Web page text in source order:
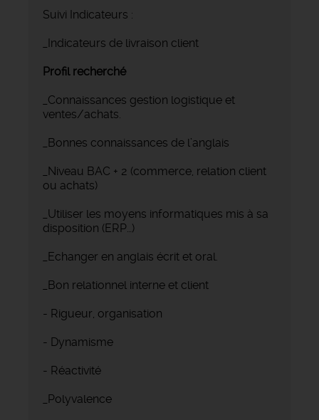
Suivi Indicateurs :
_Indicateurs de livraison client
Profil recherché
_Connaissances gestion logistique et
ventes/achats.
_Bonnes connaissances de l’anglais
_Niveau BAC + 2 (commerce, relation client
ou achats)
_Utiliser les moyens informatiques mis à sa
disposition (ERP…)
_Echanger en anglais écrit et oral.
_Bon relationnel interne et client
- Rigueur, organisation
- Dynamisme
- Réactivité
_Polyvalence